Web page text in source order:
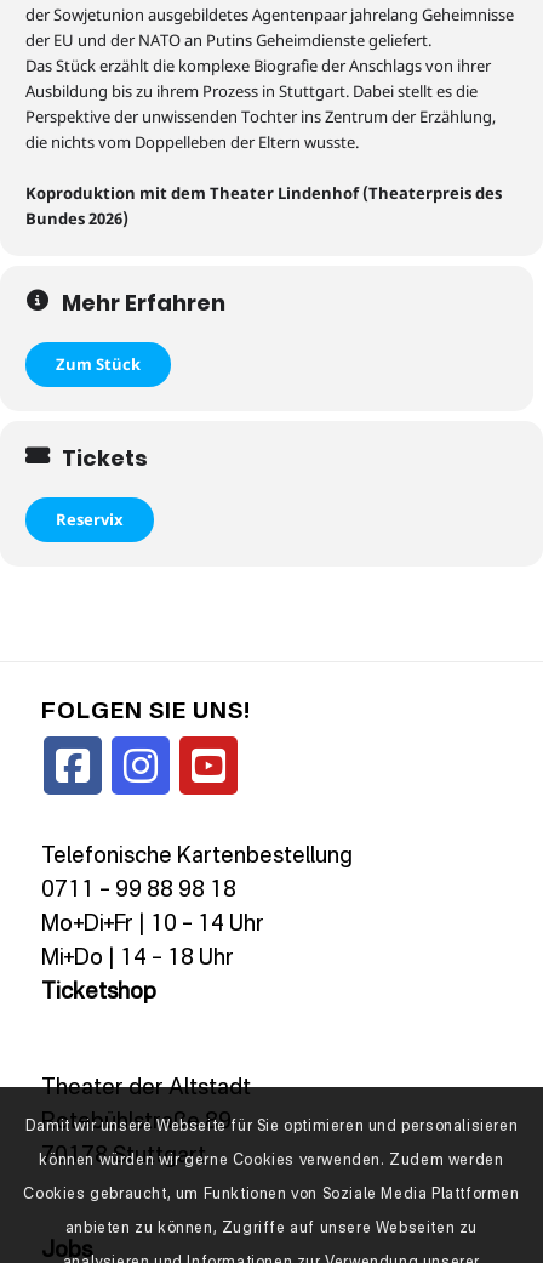
der Sowjetunion ausgebildetesAgentenpaar jahrelang Geheimnisse
der EU und der NATO an Putins Geheimdienstegeliefert.
Das Stück erzählt die komplexe Biografieder Anschlagsvon ihrer
Ausbildung bis zu ihrem Prozess in Stuttgart. Dabei stellt es die
Perspektive der unwissenden Tochter ins Zentrum der Erzählung,
die nichts vom Doppelleben der Eltern wusste.
Koproduktion mit dem Theater Lindenhof (Theaterpreis des
Bundes 2026)
Mehr Erfahren
Zum Stück
Tickets
Reservix
FOLGEN SIE UNS!
Telefonische Kartenbestellung
0711 – 99 88 98 18
Mo+Di+Fr | 10 – 14 Uhr
Mi+Do | 14 – 18 Uhr
Ticketshop
Theater der Altstadt
Rotebühlstraße 89
70178 Stuttgart
Jobs
Damit wir unsere Webseite für Sie optimieren und personalisieren
können würden wir gerne Cookies verwenden. Zudem werden
Cookies gebraucht, um Funktionen von Soziale Media Plattformen
anbieten zu können, Zugriffe auf unsere Webseiten zu